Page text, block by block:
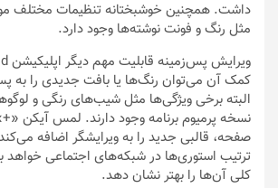
داشت. همچنین خوشبختانه تنظیمات مختلف
مثل رنگ و فونت نوشته‌ها وجود دارد.
کمک آن می‌توان رنگ‌ها یا بافت جدیدی را به
البته برخی ویژگی‌ها مثل شیب‌های رنگی و
نسخه پرمیوم برنامه وجود دارند. لمس آیکن
صفحه، قالبی جدید را به ویرایشگر اضافه
ترتیب استوری‌ها در شبکه‌های اجتماعی خواهد
کلی آن‌ها را بهتر نشان دهد.